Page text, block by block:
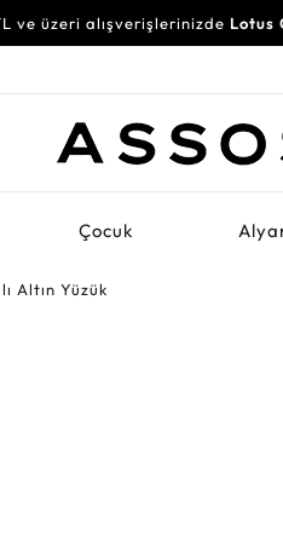
ve üzeri alışverişlerinizde Lotus
Çocuk
Altın Yüzük